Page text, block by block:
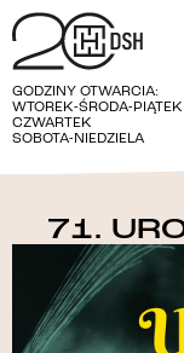
GODZINY OTWARCIA:
WTOREK-ŚRODA-PIĄTEK
CZWARTEK
SOBOTA-NIEDZIELA
71.